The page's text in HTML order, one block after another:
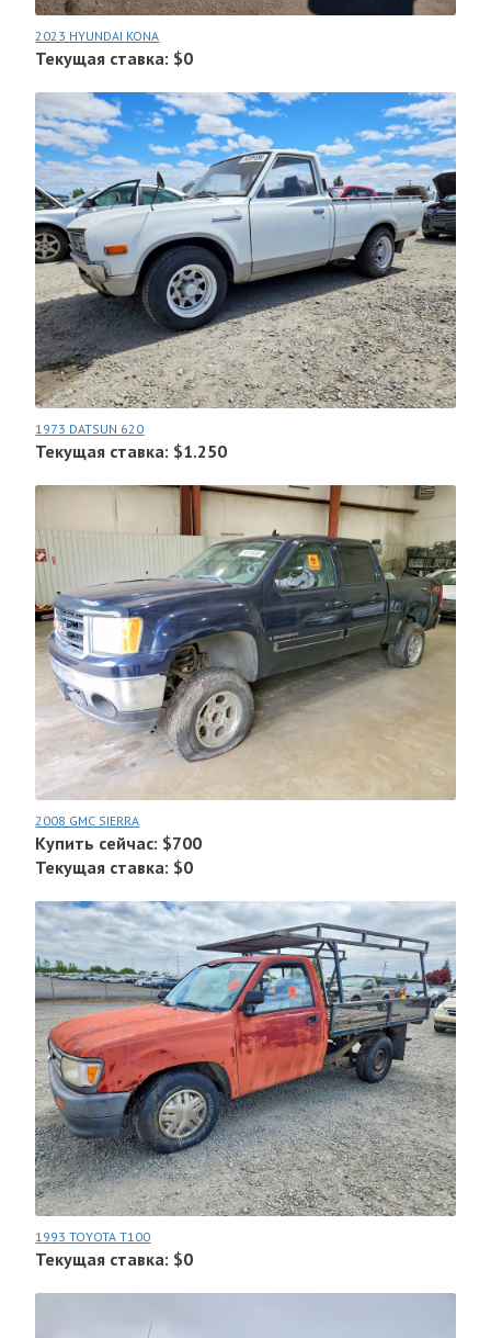
2023 HYUNDAI KONA
Текущая ставка: $0
1973 DATSUN 620
Текущая ставка: $1.250
2008 GMC SIERRA
Купить сейчас: $700
Текущая ставка: $0
1993 TOYOTA T100
Текущая ставка: $0